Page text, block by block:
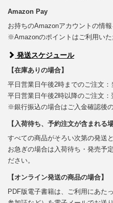
Amazon Pay
お持ちのAmazonアカウントの情
※Amazonのポイントはご利用いた
発送スケジュール
【在庫ありの場合】
平日営業日午後2時までのご注文：
平日営業日午後2時以降のご注文：
※銀行振込の場合はご入金確認後
【入荷待ち、予約注文が含まれる場
すべての商品がそろい次第の発送と
お急ぎの場合は入荷待ち・発売予
ださい。
【オンライン発送の商品の場合】
PDF版電子書籍は、ご利用にあた